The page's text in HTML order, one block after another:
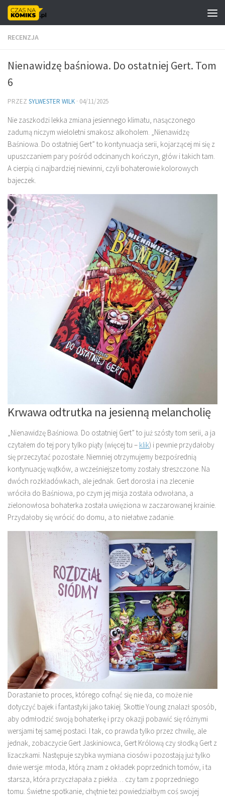
Skip to content
RECENZJA
Nienawidzę baśniowa. Do ostatniej Gert. Tom
6
PRZEZ SYLWESTER WILK · 04/11/2025
Nie zaszkodzi lekka zmiana jesiennego klimatu, nasączonego
zadumą niczym wieloletni smakosz alkoholem. „Nienawidzę
Baśniowa. Do ostatniej Gert” to kontynuacja serii, kojarzącej mi się z
upuszczaniem pary pośród odcinanych kończyn, głów i takich tam.
A cierpią ci najbardziej niewinni, czyli bohaterowie kolorowych
bajeczek.
Krwawa odtrutka na jesienną melancholię
„Nienawidzę Baśniowa. Do ostatniej Gert” to już szósty tom serii, a ja
czytałem do tej pory tylko piąty (więcej tu – klik) i pewnie przydałoby
się przeczytać pozostałe. Niemniej otrzymujemy bezpośrednią
kontynuację wątków, a wcześniejsze tomy zostały streszczone. Na
dwóch rozkładówkach, ale jednak. Gert dorosła i na zlecenie
wróciła do Baśniowa, po czym jej misja została odwołana, a
zielonowłosa bohaterka została uwięziona w zaczarowanej krainie.
Przydałoby się wrócić do domu, a to niełatwe zadanie.
Dorastanie to proces, którego cofnąć się nie da, co może nie
dotyczyć bajek i fantastyki jako takiej. Skottie Young znalazł sposób,
aby odmłodzić swoją bohaterkę i przy okazji pobawić się różnymi
wersjami tej samej postaci. I tak, co prawda tylko przez chwilę, ale
jednak, zobaczycie Gert Jaskiniowca, Gert Królową czy słodką Gert z
lizaczkami. Następuje szybka wymiana ciosów i pozostają już tylko
dwie wersje: młoda, którą znam z okładek poprzednich tomów, i ta
starsza, która przyczłapała z piekła… czy tam z poprzedniego
tomu. Świetne spotkanie, chętnie też powiedziałbym coś swojej